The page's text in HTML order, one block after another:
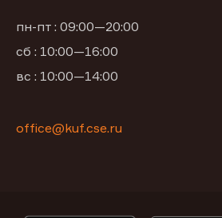
пн-пт : 09:00—20:00
сб : 10:00—16:00
вс : 10:00—14:00
office@kuf.cse.ru